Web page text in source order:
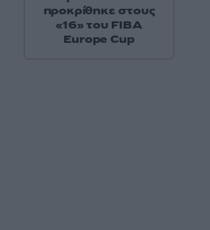
προκρίθηκε στους
«16» του FIBA
Europe Cup